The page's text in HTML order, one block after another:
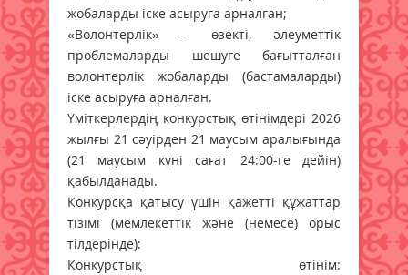
жобаларды іске асыруға арналған;
«Волонтерлік» – өзекті, әлеуметтік
проблемаларды шешуге бағытталған
волонтерлік жобаларды (бастамаларды)
іске асыруға арналған.
Үміткерлердің конкурстық өтінімдері 2026
жылғы 21 сәуірден 21 маусым аралығында
(21 маусым күні сағат 24:00-ге дейін)
қабылданады.
Конкурсқа қатысу үшін қажетті құжаттар
тізімі (мемлекеттік және (немесе) орыс
тілдерінде):
Конкурстық өтінім: